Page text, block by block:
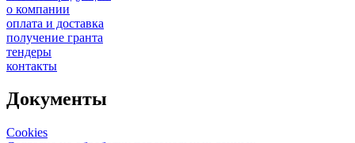
о компании
оплата и доставка
получение гранта
тендеры
контакты
Документы
Cookies